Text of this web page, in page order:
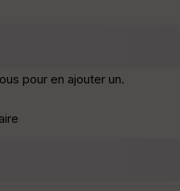
pour en ajouter un.